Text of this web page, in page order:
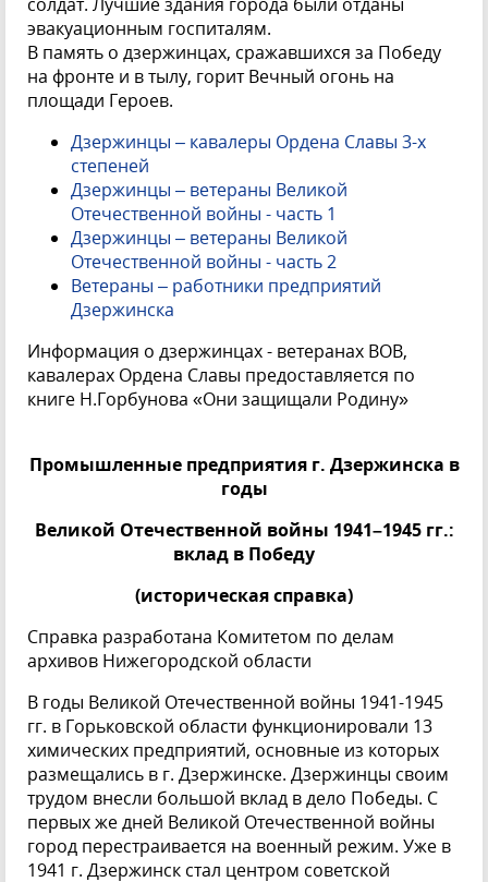
эвакуационным госпиталям.
В память о дзержинцах, сражавшихся за Победу
на фронте и в тылу, горит Вечный огонь на
площади Героев.
Дзержинцы – кавалеры Ордена Славы 3-х
степеней
Дзержинцы – ветераны Великой
Отечественной войны - часть 1
Дзержинцы – ветераны Великой
Отечественной войны - часть 2
Ветераны – работники предприятий
Дзержинска
Информация о дзержинцах - ветеранах ВОВ,
кавалерах Ордена Славы предоставляется по
книге Н.Горбунова «Они защищали Родину»
Промышленные предприятия г. Дзержинска в
годы
Великой Отечественной войны 1941–1945 гг.:
вклад в Победу
(историческая справка)
Справка разработана Комитетом по делам
архивов Нижегородской области
В годы Великой Отечественной войны 1941-1945
гг. в Горьковской области функционировали 13
химических предприятий, основные из которых
размещались в г. Дзержинске. Дзержинцы своим
трудом внесли большой вклад в дело Победы. С
первых же дней Великой Отечественной войны
город перестраивается на военный режим. Уже в
1941 г. Дзержинск стал центром советской